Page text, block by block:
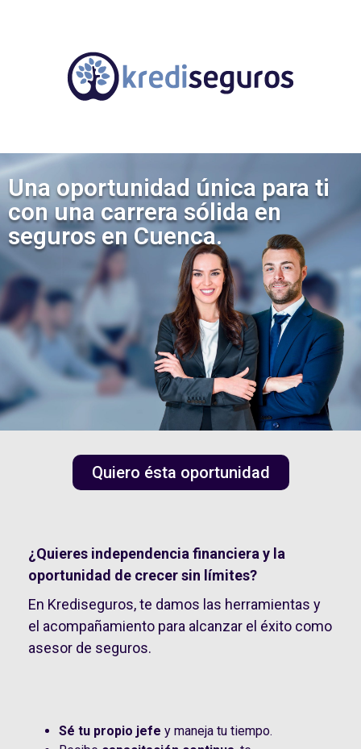
Una oportunidad única para ti
con una carrera sólida en
seguros en Cuenca.
Quiero ésta oportunidad
¿Quieres independencia financiera y la
oportunidad de crecer sin límites?
En Krediseguros, te damos las herramientas y
el acompañamiento para alcanzar el éxito como
asesor de seguros.
Sé tu propio jefe y maneja tu tiempo.